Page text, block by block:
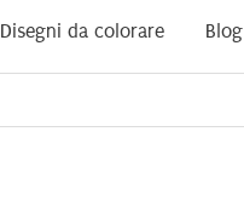
Disegni da colorare Blog